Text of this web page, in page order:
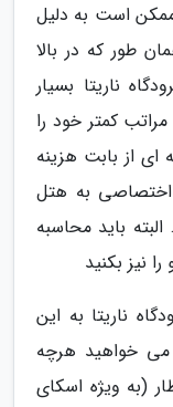
ممکن است به دلیل
طور که در بالا
ناریتا بسیار
کمتر خود را
ای از بابت هزینه
اختصاصی به هتل
باید محاسبه
نیز بکنید
ناریتا به این
می خواهید هرچه
(به ویژه اسکای